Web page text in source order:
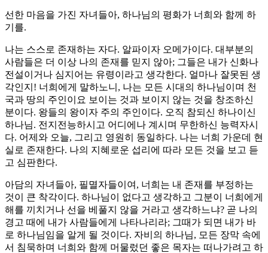
선한 마음을 가진 자녀들아, 하나님의 평화가 너희와 함께 하
기를.
나는 스스로 존재하는 자다. 알파이자 오메가이다. 대부분의
사람들은 더 이상 나의 존재를 믿지 않아; 그들은 내가 신화나
전설이거나 심지어는 유령이라고 생각한다. 얼마나 잘못된 생
각인지! 너희에게 말하노니, 나는 모든 시대의 하나님이며 천
국과 땅의 주인이요 보이는 것과 보이지 않는 것을 창조하신
분이다. 왕들의 왕이자 주의 주인이다. 오직 참되신 하나이신
하나님. 전지전능하시고 어디에나 계시며 무한하신 능력자시
다. 어제와 오늘, 그리고 영원히 동일하다. 나는 너희 가운데 현
실로 존재한다. 나의 지혜로운 섭리에 따라 모든 것을 보고 듣
고 심판한다.
아담의 자녀들아, 필멸자들이여, 너희는 내 존재를 부정하는
것이 큰 착각이다. 하나님이 없다고 생각하고 그분이 너희에게
해를 끼치거나 선을 베풀지 않을 거라고 생각하느냐? 곧 나의
경고 때에 내가 사람들에게 나타나리라; 그때가 되면 내가 바
로 하나님임을 알게 될 것이다. 자비의 하나님, 모든 장막 속에
서 침묵하며 너희와 함께 머물렀던 좋은 목자는 떠나가려고 하